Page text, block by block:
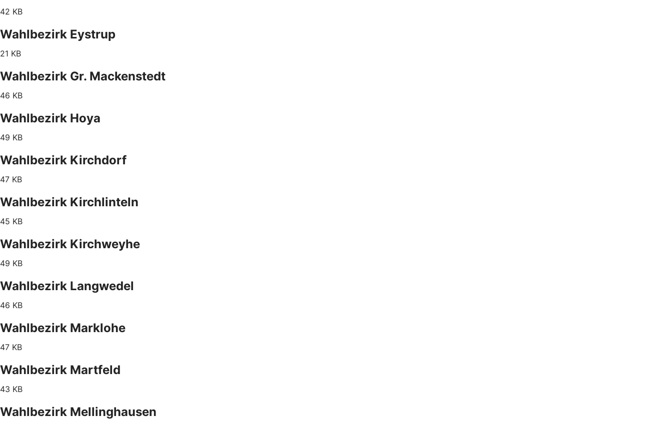
42 KB
Wahlbezirk Eystrup
21 KB
Wahlbezirk Gr. Mackenstedt
46 KB
Wahlbezirk Hoya
49 KB
Wahlbezirk Kirchdorf
47 KB
Wahlbezirk Kirchlinteln
45 KB
Wahlbezirk Kirchweyhe
49 KB
Wahlbezirk Langwedel
46 KB
Wahlbezirk Marklohe
47 KB
Wahlbezirk Martfeld
43 KB
Wahlbezirk Mellinghausen